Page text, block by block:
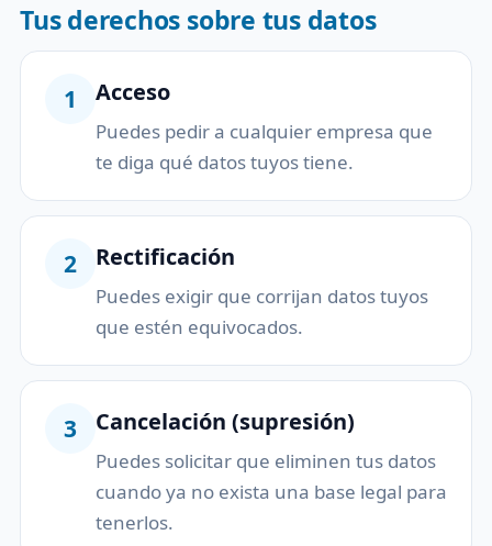
Tus derechos sobre tus datos
1 Acceso
Puedes pedir a cualquier empresa que
te diga qué datos tuyos tiene.
2 Rectificación
Puedes exigir que corrijan datos tuyos
que estén equivocados.
3 Cancelación (supresión)
Puedes solicitar que eliminen tus datos
cuando ya no exista una base legal para
tenerlos.